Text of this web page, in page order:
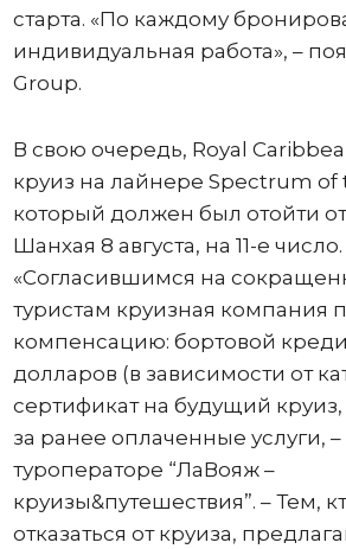
старта. «По каждому
индивидуальная работа», –
Group.
В свою очередь, Royal
круиз на лайнере Spectrum of
который должен был отойти
Шанхая 8 августа, на 11-е число.
«Согласившимся на
туристам круизная компания
компенсацию: бортовой
долларов (в зависимости от
сертификат на будущий круиз,
за ранее оплаченные услуги, –
туроператоре “ЛаВояж –
круизы&путешествия”. – Тем,
отказаться от круиза,